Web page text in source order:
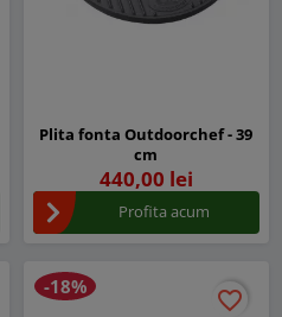
Plita fonta Outdoorchef - 39
cm
440,00 lei
Profita acum
favorite_border
favorite_border
-18%